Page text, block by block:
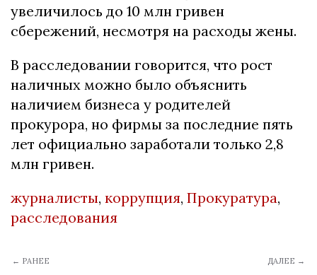
увеличилось до 10 млн гривен
сбережений, несмотря на расходы жены.
В расследовании говорится, что рост
наличных можно было объяснить
наличием бизнеса у родителей
прокурора, но фирмы за последние пять
лет официально заработали только 2,8
млн гривен.
журналисты, коррупция, Прокуратура,
расследования
← РАНЕЕ ДАЛЕЕ →